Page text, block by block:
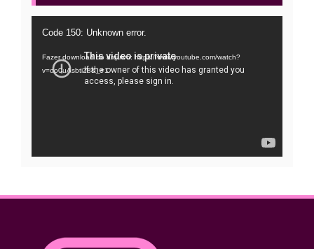
Tocador
vídeo
Code 150: Unknown error.
Fazer download do arquivo: https://www.youtube.com/watch?
v=oo0uAsbti28&_=1